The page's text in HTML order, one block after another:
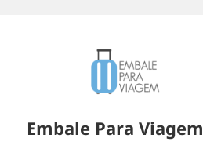
Embale Para Viagem